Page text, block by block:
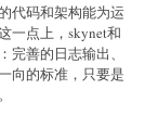
代码和架构能为运
一点上，skynet和
善的日志输出、
向的标准，只要是